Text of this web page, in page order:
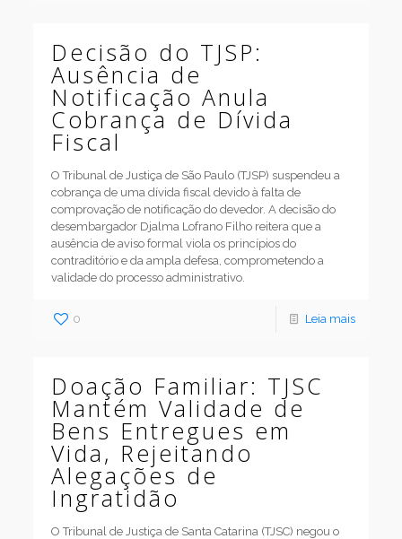
Decisão do TJSP:
Ausência de
Notificação Anula
Cobrança de Dívida
Fiscal
O Tribunal de Justiça de São Paulo (TJSP) suspendeu a
cobrança de uma dívida fiscal devido à falta de
comprovação de notificação do devedor. A decisão do
desembargador Djalma Lofrano Filho reitera que a
ausência de aviso formal viola os princípios do
contraditório e da ampla defesa, comprometendo a
validade do processo administrativo.
0 Leia mais
Doação Familiar: TJSC
Mantém Validade de
Bens Entregues em
Vida, Rejeitando
Alegações de
Ingratidão
O Tribunal de Justiça de Santa Catarina (TJSC) negou o